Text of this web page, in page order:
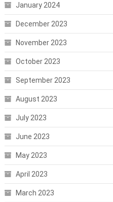
January 2024
December 2023
November 2023
October 2023
September 2023
August 2023
July 2023
June 2023
May 2023
April 2023
March 2023